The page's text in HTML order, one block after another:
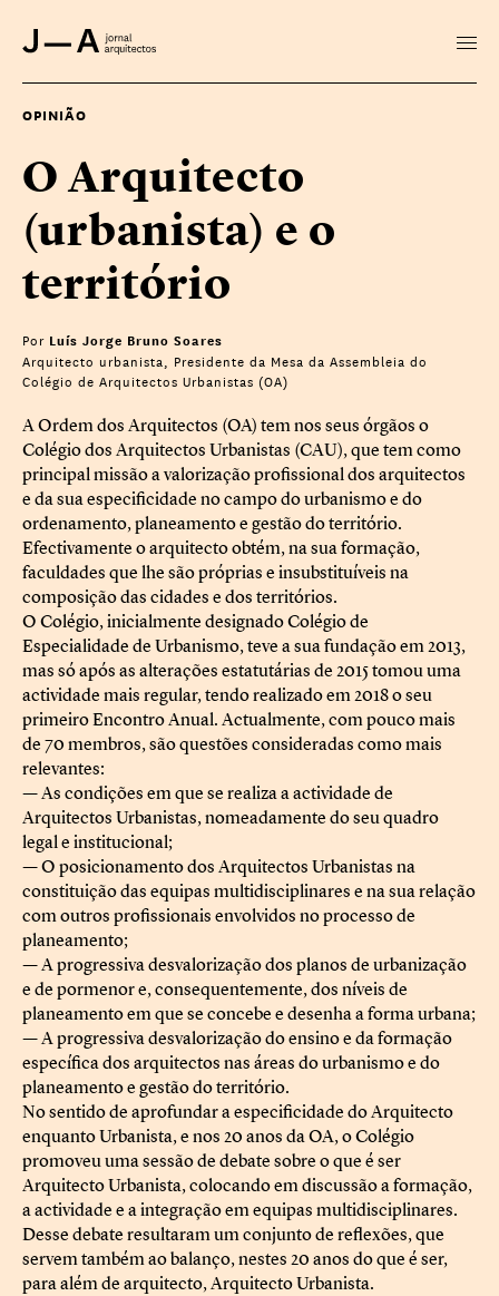
OPINIÃO
O Arquitecto
(urbanista) e o
território
Por Luís Jorge Bruno Soares
Arquitecto urbanista, Presidente da Mesa da Assembleia do
Colégio de Arquitectos Urbanistas (OA)
A Ordem dos Arquitectos (OA) tem nos seus órgãos o
Colégio dos Arquitectos Urbanistas (CAU), que tem como
principal missão a valorização profissional dos arquitectos
e da sua especificidade no campo do urbanismo e do
ordenamento, planeamento e gestão do território.
Efectivamente o arquitecto obtém, na sua formação,
faculdades que lhe são próprias e insubstituíveis na
composição das cidades e dos territórios.
O Colégio, inicialmente designado Colégio de
Especialidade de Urbanismo, teve a sua fundação em 2013,
mas só após as alterações estatutárias de 2015 tomou uma
actividade mais regular, tendo realizado em 2018 o seu
primeiro Encontro Anual. Actualmente, com pouco mais
de 70 membros, são questões consideradas como mais
relevantes:
— As condições em que se realiza a actividade de
Arquitectos Urbanistas, nomeadamente do seu quadro
legal e institucional;
— O posicionamento dos Arquitectos Urbanistas na
constituição das equipas multidisciplinares e na sua relação
com outros profissionais envolvidos no processo de
planeamento;
— A progressiva desvalorização dos planos de urbanização
e de pormenor e, consequentemente, dos níveis de
planeamento em que se concebe e desenha a forma urbana;
— A progressiva desvalorização do ensino e da formação
específica dos arquitectos nas áreas do urbanismo e do
planeamento e gestão do território.
No sentido de aprofundar a especificidade do Arquitecto
enquanto Urbanista, e nos 20 anos da OA, o Colégio
promoveu uma sessão de debate sobre o que é ser
Arquitecto Urbanista, colocando em discussão a formação,
a actividade e a integração em equipas multidisciplinares.
Desse debate resultaram um conjunto de reflexões, que
servem também ao balanço, nestes 20 anos do que é ser,
para além de arquitecto, Arquitecto Urbanista.